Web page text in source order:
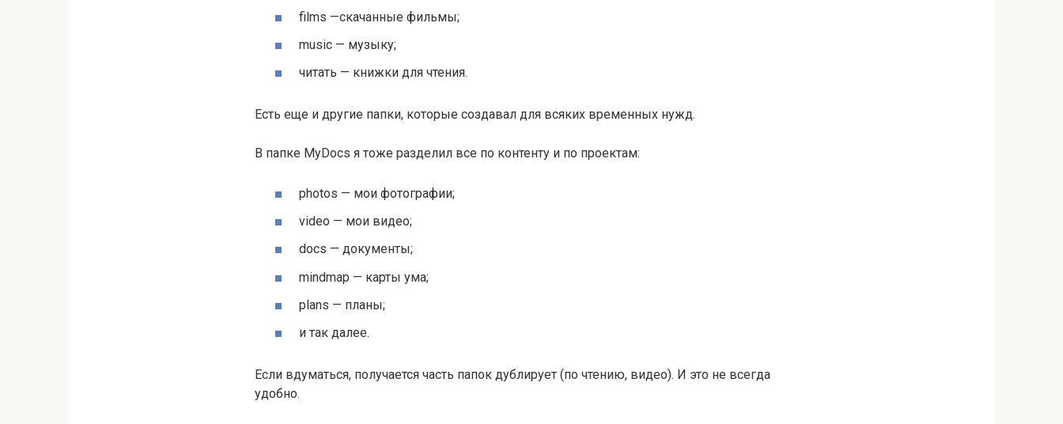
films —скачанные фильмы;
music — музыку;
читать — книжки для чтения.
Есть еще и другие папки, которые создавал для всяких временных нужд.
В папке MyDocs я тоже разделил все по контенту и по проектам:
photos — мои фотографии;
video — мои видео;
docs — документы;
mindmap — карты ума;
plans — планы;
и так далее.
Если вдуматься, получается часть папок дублирует (по чтению, видео). И это не всегда
удобно.